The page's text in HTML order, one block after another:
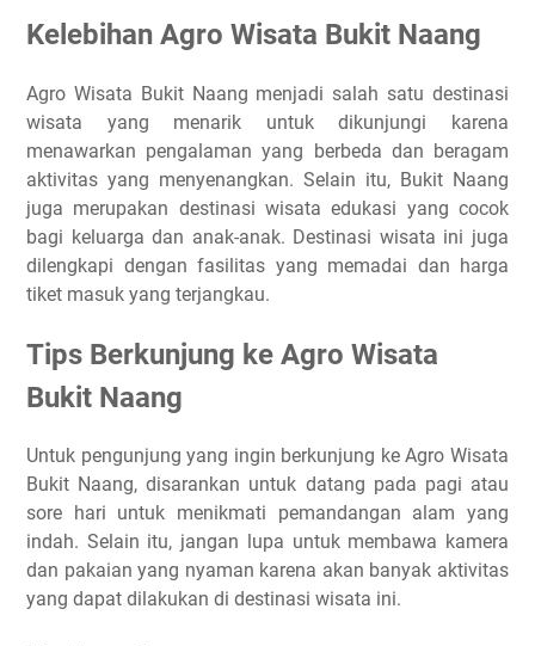
Kelebihan Agro Wisata Bukit Naang
Agro Wisata Bukit Naang menjadi salah satu destinasi
wisata yang menarik untuk dikunjungi karena
menawarkan pengalaman yang berbeda dan beragam
aktivitas yang menyenangkan. Selain itu, Bukit Naang
juga merupakan destinasi wisata edukasi yang cocok
bagi keluarga dan anak-anak. Destinasi wisata ini juga
dilengkapi dengan fasilitas yang memadai dan harga
tiket masuk yang terjangkau.
Tips Berkunjung ke Agro Wisata
Bukit Naang
Untuk pengunjung yang ingin berkunjung ke Agro Wisata
Bukit Naang, disarankan untuk datang pada pagi atau
sore hari untuk menikmati pemandangan alam yang
indah. Selain itu, jangan lupa untuk membawa kamera
dan pakaian yang nyaman karena akan banyak aktivitas
yang dapat dilakukan di destinasi wisata ini.